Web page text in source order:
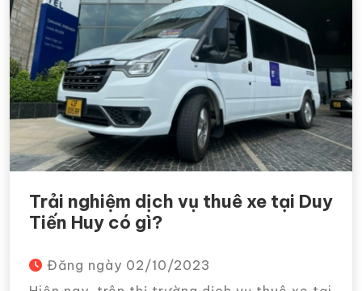
Trải nghiệm dịch vụ thuê xe tại Duy
Tiến Huy có gì?
Đăng ngày 02/10/2023